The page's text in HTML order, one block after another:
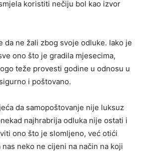
koristiti nečiju bol kao izvor
da ne žali zbog svoje odluke. Iako je
ono što je gradila mjesecima,
teže provesti godine u odnosu u
i poštovano.
da samopoštovanje nije luksuz
najhrabrija odluka nije ostati i
ono što je slomljeno, već otići
nas neko ne cijeni na način na koji